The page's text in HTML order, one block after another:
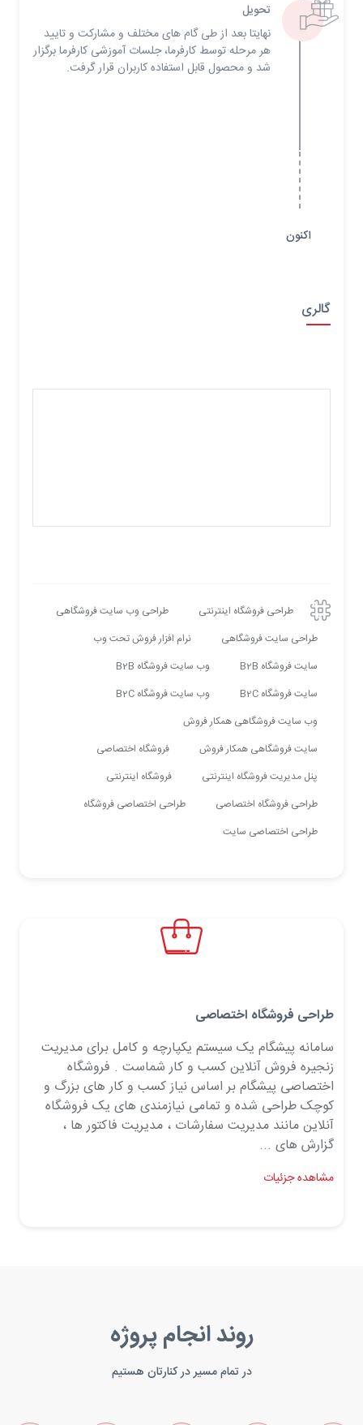
تحویل
نهایتا بعد از طی گام های مختلف و مشارکت و تایید
هر مرحله توسط کارفرما، جلسات آموزشی کارفرما برگزار
شد و محصول قابل استفاده کاربران قرار گرفت.
اکنون
گالری
طراحی فروشگاه اینترنتی
طراحی وب سایت فروشگاهی
طراحی سایت فروشگاهی
نرام افزار فروش تحت وب
سایت فروشگاه B2B
وب سایت فروشگاه B2B
سایت فروشگاه B2C
وب سایت فروشگاه B2C
وب سایت فروشگاهی همکار فروش
سایت فروشگاهی همکار فروش
فروشگاه اختصاصی
پنل مدیریت فروشگاه اینترنتی
فروشگاه اینترنتی
طراحی فروشگاه اختصاصی
طراحی اختصاصی فروشگاه
طراحی اختصاصی سایت
طراحی فروشگاه اختصاصی
سامانه پیشگام یک سیستم یکپارچه و کامل برای مدیریت
زنجیره فروش آنلاین کسب و کار شماست . فروشگاه
اختصاصی پیشگام بر اساس نیاز کسب و کار های بزرگ و
کوچک طراحی شده و تمامی نیازمندی های یک فروشگاه
آنلاین مانند مدیریت سفارشات ، مدیریت فاکتور ها ،
گزارش های ...
مشاهده جزئیات
روند انجام پروژه
در تمام مسیر در کنارتان هستیم